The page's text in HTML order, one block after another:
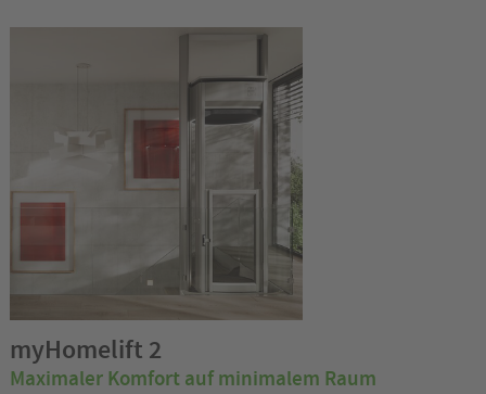
myHomelift 2
Maximaler Komfort auf minimalem Raum